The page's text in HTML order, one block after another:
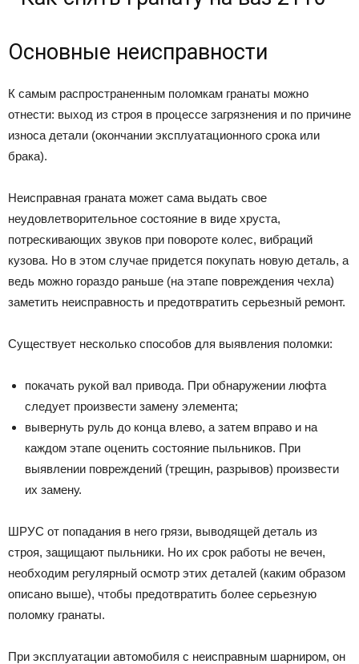
Основные неисправности
К самым распространенным поломкам гранаты можно
отнести: выход из строя в процессе загрязнения и по причине
износа детали (окончании эксплуатационного срока или
брака).
Неисправная граната может сама выдать свое
неудовлетворительное состояние в виде хруста,
потрескивающих звуков при повороте колес, вибраций
кузова. Но в этом случае придется покупать новую деталь, а
ведь можно гораздо раньше (на этапе повреждения чехла)
заметить неисправность и предотвратить серьезный ремонт.
Существует несколько способов для выявления поломки:
покачать рукой вал привода. При обнаружении люфта
следует произвести замену элемента;
вывернуть руль до конца влево, а затем вправо и на
каждом этапе оценить состояние пыльников. При
выявлении повреждений (трещин, разрывов) произвести
их замену.
ШРУС от попадания в него грязи, выводящей деталь из
строя, защищают пыльники. Но их срок работы не вечен,
необходим регулярный осмотр этих деталей (каким образом
описано выше), чтобы предотвратить более серьезную
поломку гранаты.
При эксплуатации автомобиля с неисправным шарниром, он